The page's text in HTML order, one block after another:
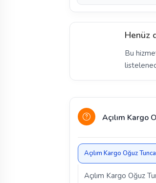
Henüz
Bu
Açılım Kargo
Açılım Kargo Oğuz
Açılım Kargo Oğuz